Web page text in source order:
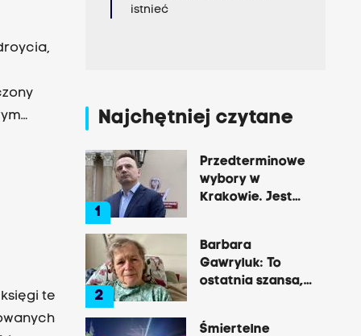
godz.
- w
te
istnieć
Najchętniej czytane
1
Przedterminowe
wybory w
Krakowie. Jest
2
Barbara
Gawryluk: To
ostatnia szansa,
Śmiertelne